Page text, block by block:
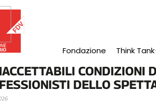
Navigation
Fondazione Think Tank
CONDIZIONI
DELLO